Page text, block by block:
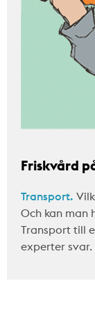
Friskvård
Transport.
Och kan man
Transport till
experter svar.